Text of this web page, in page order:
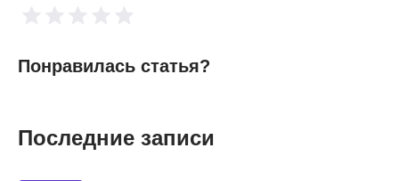
Понравилась статья?
Последние записи